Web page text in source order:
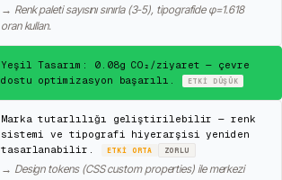
→ Renk paleti sayısını sınırla (3-5), tipografide φ=1.618
oran kullan.
Yeşil Tasarım: 0.08g CO₂/ziyaret — çevre
dostu optimizasyon başarılı.
ETKI DÜŞÜK
Marka tutarlılığı geliştirilebilir — renk
sistemi ve tipografi hiyerarşisi yeniden
tasarlanabilir.
ETKIORTA ZORLU
→ Design tokens (CSS custom properties) ile merkezi